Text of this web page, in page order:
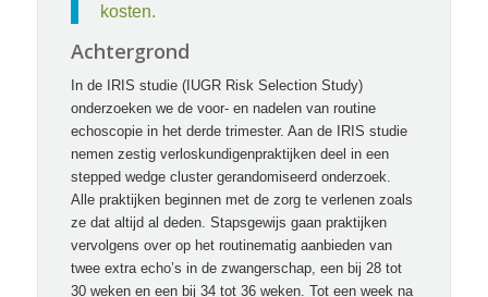
kosten.
Achtergrond
In de IRIS studie (IUGR Risk Selection Study)
onderzoeken we de voor- en nadelen van routine
echoscopie in het derde trimester. Aan de IRIS studie
nemen zestig verloskundigenpraktijken deel in een
stepped wedge cluster gerandomiseerd onderzoek.
Alle praktijken beginnen met de zorg te verlenen zoals
ze dat altijd al deden. Stapsgewijs gaan praktijken
vervolgens over op het routinematig aanbieden van
twee extra echo’s in de zwangerschap, een bij 28 tot
30 weken en een bij 34 tot 36 weken. Tot een week na